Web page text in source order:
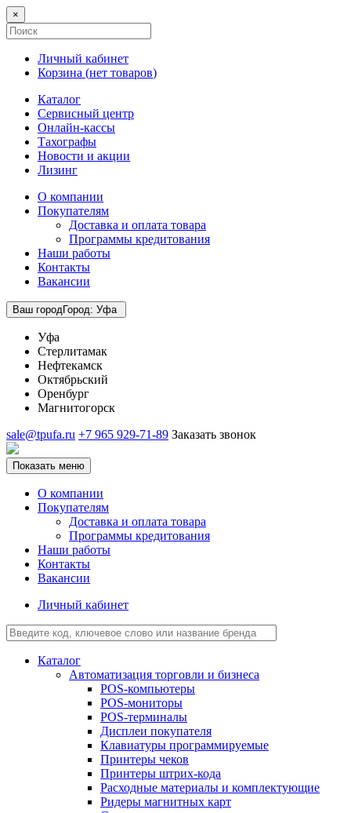
×
Личный кабинет
Корзина (нет товаров)
Каталог
Сервисный центр
Онлайн-кассы
Тахографы
Новости и акции
Лизинг
О компании
Покупателям
Доставка и оплата товара
Программы кредитования
Наши работы
Контакты
Вакансии
Ваш городГород: Уфа
Уфа
Стерлитамак
Нефтекамск
Октябрьский
Оренбург
Магнитогорск
sale@tpufa.ru +7 965 929-71-89 Заказать звонок
Показать меню
О компании
Покупателям
Доставка и оплата товара
Программы кредитования
Наши работы
Контакты
Вакансии
Личный кабинет
Каталог
Автоматизация торговли и бизнеса
POS-компьютеры
POS-мониторы
POS-терминалы
Дисплеи покупателя
Клавиатуры программируемые
Принтеры чеков
Принтеры штрих-кода
Расходные материалы и комплектующие
Ридеры магнитных карт